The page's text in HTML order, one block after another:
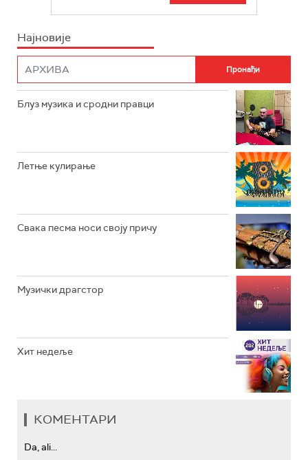
РАДИО РОКЕНРОЛЕР
РАДИО ЏЕЗЕР
ИНФО
Најновије
Блуз музика и сродни правци
Летње кулирање
Свака песма носи своју причу
Музички драгстор
Хит недеље
КОМЕНТАРИ
Da, ali...